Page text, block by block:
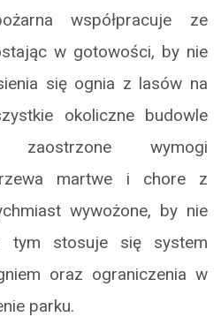
współpracuje ze
w gotowości, by nie
się ognia z lasów na
okoliczne budowle
zaostrzone wymogi
martwe i chore z
wywożone, by nie
tym stosuje się system
oraz ograniczenia w
parku.